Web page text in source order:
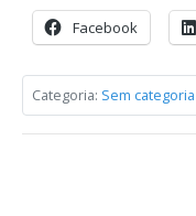
Facebook
Categoria: Sem categoria